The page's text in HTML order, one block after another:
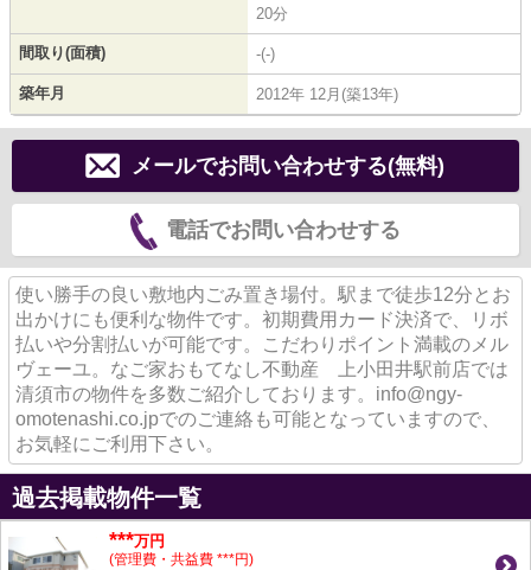
20分
間取り(面積) -(-)
築年月 2012年 12月(築13年)
メールでお問い合わせする(無料)
電話でお問い合わせする
使い勝手の良い敷地内ごみ置き場付。駅まで徒歩12分とお
出かけにも便利な物件です。初期費用カード決済で、リボ
払いや分割払いが可能です。こだわりポイント満載のメル
ヴェーユ。なご家おもてなし不動産 上小田井駅前店では
清須市の物件を多数ご紹介しております。info@ngy-
omotenashi.co.jpでのご連絡も可能となっていますので、
お気軽にご利用下さい。
過去掲載物件一覧
***万円
(管理費・共益費 ***円)